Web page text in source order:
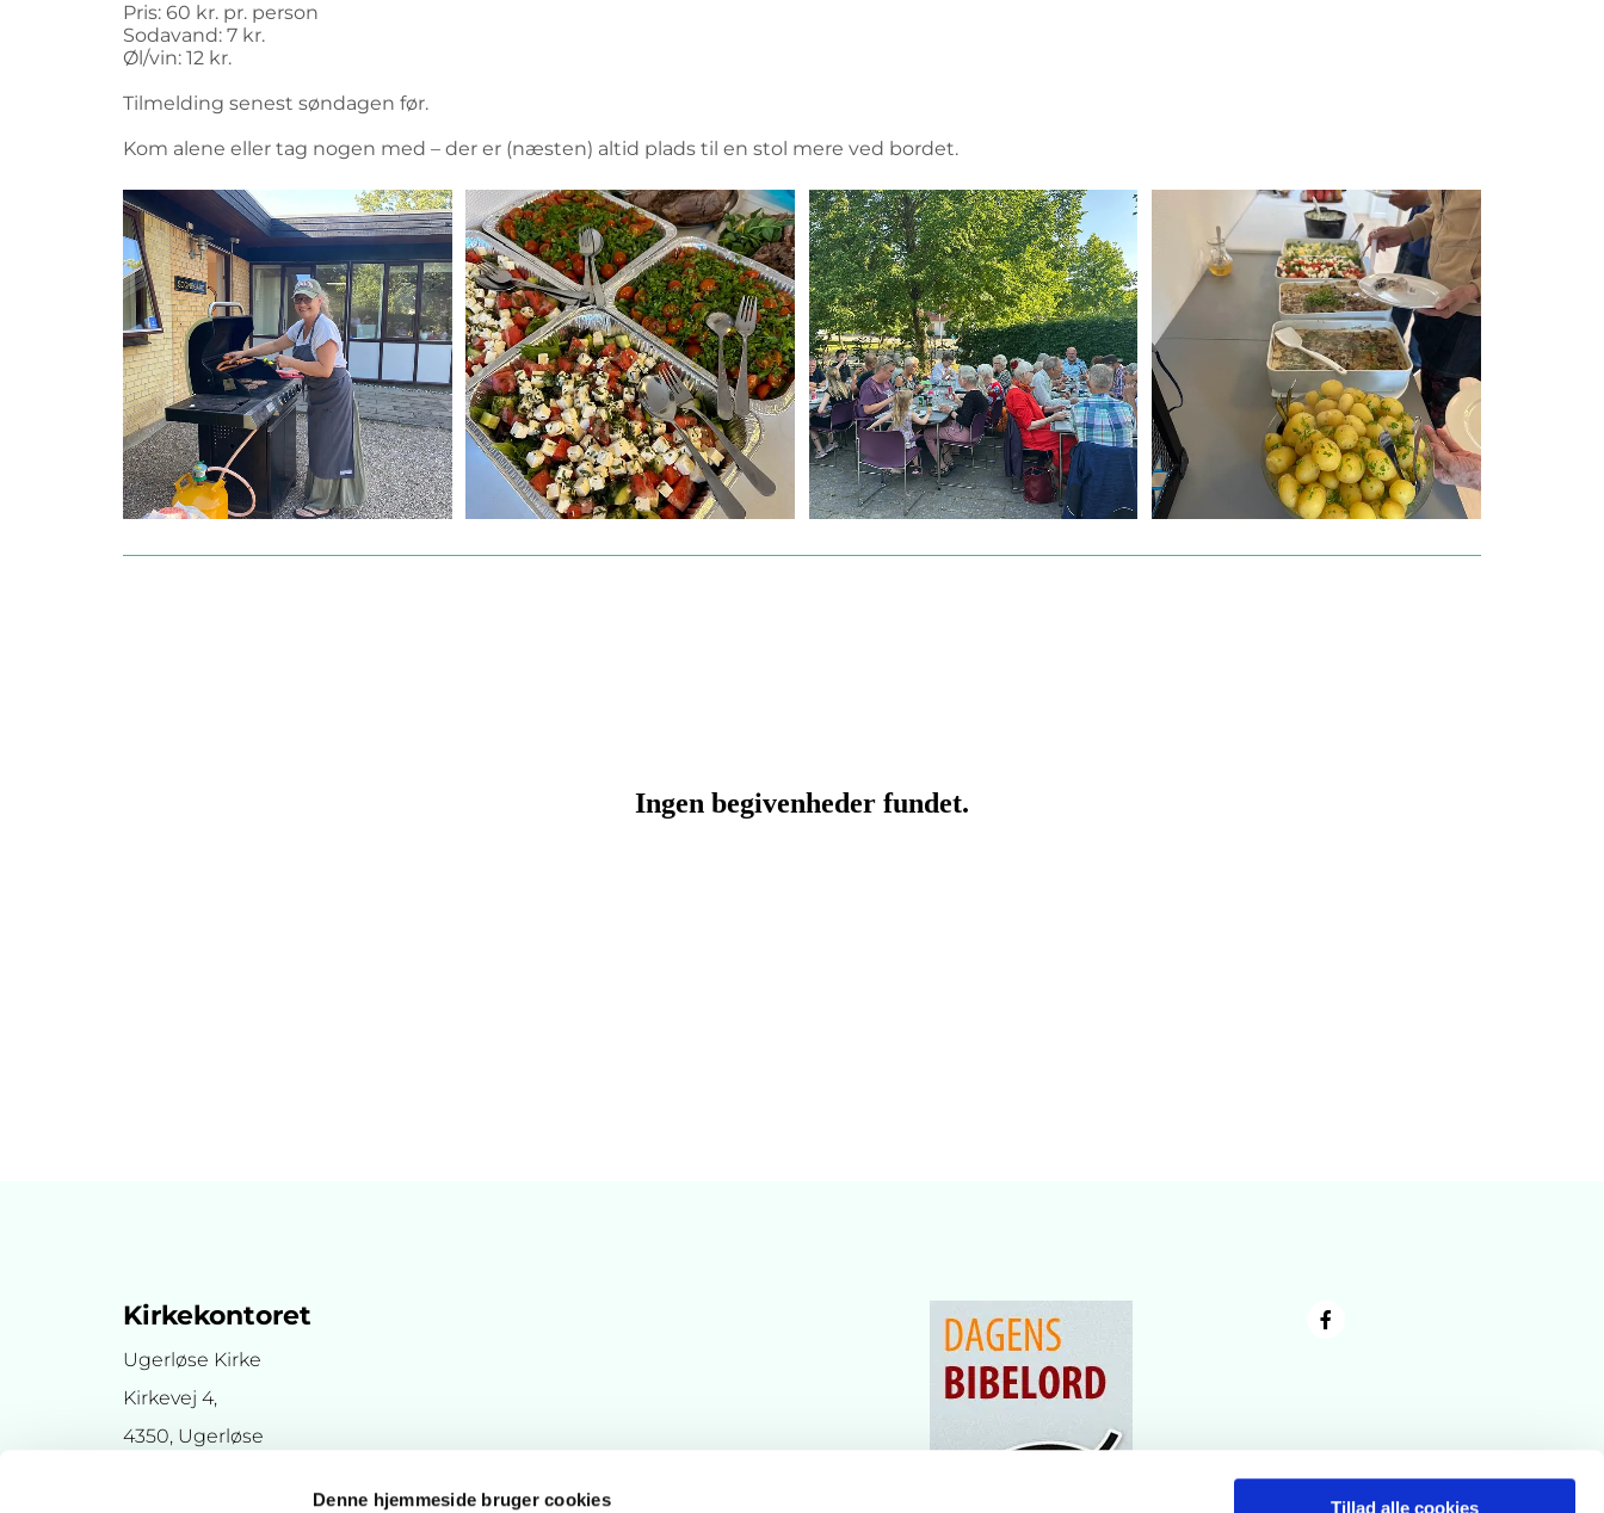
Denne hjemmeside bruger cookies Tillad alle cookies
Pris: 60 kr. pr. person
Sodavand: 7 kr.
Øl/vin: 12 kr.
Tilmelding senest søndagen før.
Kom alene eller tag nogen med – der er (næsten) altid plads til en stol mere ved bordet.
Kirkekontoret
Ugerløse Kirke
Kirkevej 4,
4350, Ugerløse